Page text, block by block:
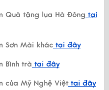
Quà tặng lụa Hà Đông tại
Sơn Mài khác tại đây
Bình trà tại đây
của Mỹ Nghệ Việttại đây